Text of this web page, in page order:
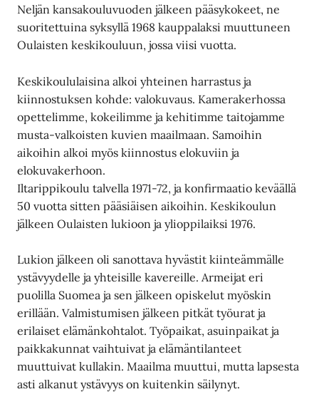
Neljän kansakouluvuoden jälkeen pääsykokeet, ne
suoritettuina syksyllä 1968 kauppalaksi muuttuneen
Oulaisten keskikouluun, jossa viisi vuotta.
Keskikoululaisina alkoi yhteinen harrastus ja
kiinnostuksen kohde: valokuvaus. Kamerakerhossa
opettelimme, kokeilimme ja kehitimme taitojamme
musta-valkoisten kuvien maailmaan. Samoihin
aikoihin alkoi myös kiinnostus elokuviin ja
elokuvakerhoon.
Iltarippikoulu talvella 1971-72, ja konfirmaatio keväällä
50 vuotta sitten pääsiäisen aikoihin. Keskikoulun
jälkeen Oulaisten lukioon ja ylioppilaiksi 1976.
Lukion jälkeen oli sanottava hyvästit kiinteämmälle
ystävyydelle ja yhteisille kavereille. Armeijat eri
puolilla Suomea ja sen jälkeen opiskelut myöskin
erillään. Valmistumisen jälkeen pitkät työurat ja
erilaiset elämänkohtalot. Työpaikat, asuinpaikat ja
paikkakunnat vaihtuivat ja elämäntilanteet
muuttuivat kullakin. Maailma muuttui, mutta lapsesta
asti alkanut ystävyys on kuitenkin säilynyt.